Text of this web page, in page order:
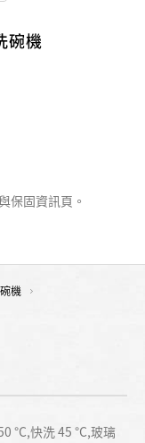
碗機
保固資訊頁。
機
°C,快洗 45 °C,玻璃